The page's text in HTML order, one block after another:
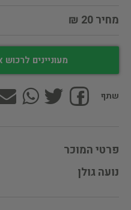
מחיר 20 ₪
מעוניינים
שתף
פרטי המוכר